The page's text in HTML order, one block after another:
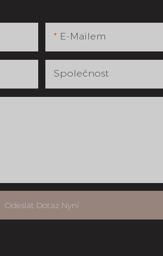
E-Mailem
Společnost
Odeslat Dotaz Nyní